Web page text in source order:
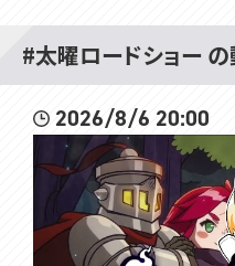
#太曜ロードショー
2026/8/6 20:00